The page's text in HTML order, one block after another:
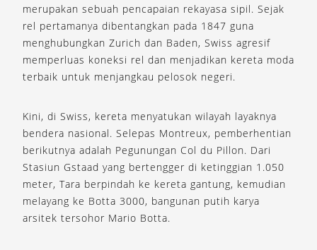
merupakan sebuah pencapaian rekayasa sipil. Sejak
rel pertamanya dibentangkan pada 1847 guna
menghubungkan Zurich dan Baden, Swiss agresif
memperluas koneksi rel dan menjadikan kereta moda
terbaik untuk menjangkau pelosok negeri.
Kini, di Swiss, kereta menyatukan wilayah layaknya
bendera nasional. Selepas Montreux, pemberhentian
berikutnya adalah Pegunungan Col du Pillon. Dari
Stasiun Gstaad yang bertengger di ketinggian 1.050
meter, Tara berpindah ke kereta gantung, kemudian
melayang ke Botta 3000, bangunan putih karya
arsitek tersohor Mario Botta.